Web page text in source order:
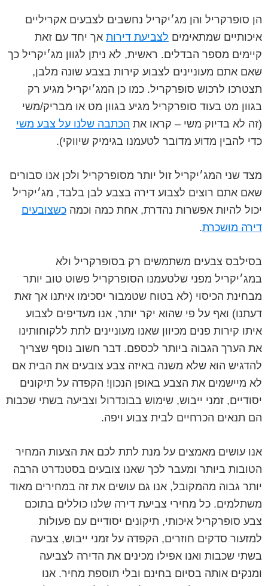
הן סופרקריל והן מג׳יקריל נחשבים לצבעים אקריליים
איכותיים שמתאימים לצביעת דירות אך יחד עם זאת
קיימים מספר הבדלים. ראשית, לא ניתן לגוון מג׳יקריל כך
שאם אתם מעוניינים לצבוע קירות בצבע שונה מלבן,
תצטרכו לרכוש סופרקריל. כמו כן המג׳יקריל מגיע רק
בגוון מט בעוד סופרקריל מגיע בגוון מט או מבריק/משי
(זה לא בדיוק משי – קראו את הכתבה שלנו על צבע משי
כדי להבין מדוע מדובר לטעמנו בגימיק שיווקי).
מצד שני המג׳יקריל זול יותר מסופרקריל ולכן אנו סבורים
שאם אתם רוצים לצבוע דירה בצבע לבן בלבד, מג׳יקריל
יכול להיות אפשרות נהדרת, אחת כמה וכמה כשצובעים
דירה מושכרת.
בסילבס צבעים משתמשים רק בסופרקריל ולא
במג׳יקריל מפני שלטעמנו הסופרקריל פשוט טוב יותר
מבחינת הכיסוי (לא בטוח שטמבור יסכימו איתנו אך זאת
דעתנו) ואף על פי שהוא יקר יותר, אנו מעדיפים לצבוע
איתו קירות פנים מכיוון שאנו מעוניינים לתת ללקוחותינו
את הערך הגבוה ביותר לכספם. דבר חשוב נוסף שצריך
להדגיש הוא שלא משנה באיזה צבע צובעים את הבית אם
לא מיישמים את הצבע באופן הנכון! הקפדה על תיקונים
יסודיים, זמני ייבוש, שימוש בבונדרול וצביעה בשתי שכבות
הם תנאים הכרחיים לבית צבוע ויפה.
אנו עושים מאמצים על מנת לתת לכם את הצעות המחיר
הטובות ביותר ומעבר לכך שאנו צובעים בסטנדרט הרבה
יותר גבוה מהמקובל, אנו גם עושים את זה במחירים מאוד
משתלמים. כל מחירי צביעת דירה שלנו כוללים בתוכם
צבע סופרקריל איכותי, תיקונים יסודיים עם פעולות
למזעור סדקים חוזרים, הקפדה על זמני ייבוש, צביעה
בשתי שכבות ואנו אפילו מכינים את הדירה לצביעה
ומנקים אותה בסיום בחינם ובלי תוספת מחיר. אנו